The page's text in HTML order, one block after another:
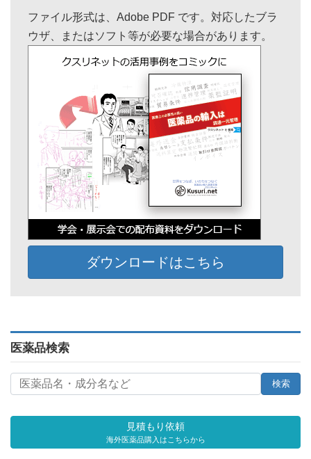
ファイル形式は、Adobe PDF です。対応したブラ
ウザ、またはソフト等が必要な場合があります。
ダウンロードはこちら
医薬品検索
見積もり依頼
海外医薬品購入はこちらから